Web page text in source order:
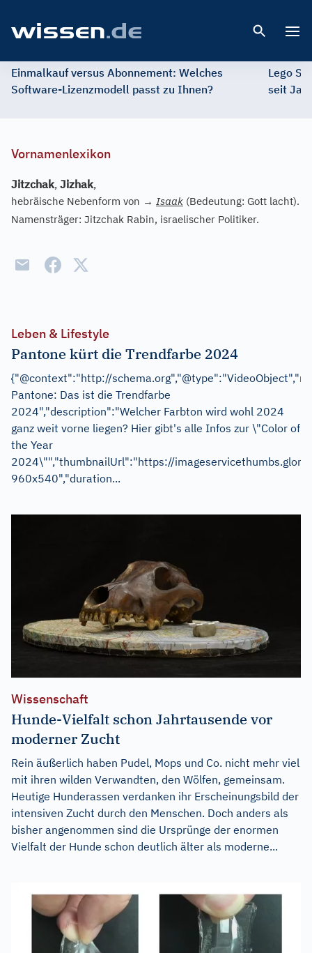
Einmalkauf versus Abonnement: Welches
Software-Lizenzmodell passt zu Ihnen?
Lego
seit
Vornamenlexikon
Jitzchak, Jizhak,
hebräische Nebenform von → Isaak (Bedeutung: Gott lacht).
Namensträger: Jitzchak Rabin, israelischer Politiker.
Leben & Lifestyle
Pantone kürt die Trendfarbe 2024
{"@context":"http://
Pantone: Das ist die Trendfarbe
2024","description":"Welcher Farbton wird wohl 2024
ganz weit vorne liegen? Hier gibt's alle Infos zur \"Color of
the Year
2024\"","thumbnailUrl":"https://
960x540","duration...
Wissenschaft
Hunde-Vielfalt schon Jahrtausende vor
moderner Zucht
Rein äußerlich haben Pudel, Mops und Co. nicht mehr viel
mit ihren wilden Verwandten, den Wölfen, gemeinsam.
Heutige Hunderassen verdanken ihr Erscheinungsbild der
intensiven Zucht durch den Menschen. Doch anders als
bisher angenommen sind die Ursprünge der enormen
Vielfalt der Hunde schon deutlich älter als moderne...